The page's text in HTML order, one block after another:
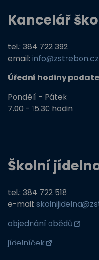
Kancelář
tel.: 384 722 392
email: info@zstrebon.cz
Úřední hodiny
Pondělí - Pátek
7.00 - 15.30 hodin
Školní
tel.: 384 722 518
e-mail:
objednání obědů
jídelníček